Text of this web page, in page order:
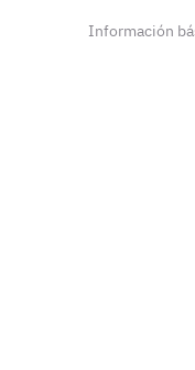
Información